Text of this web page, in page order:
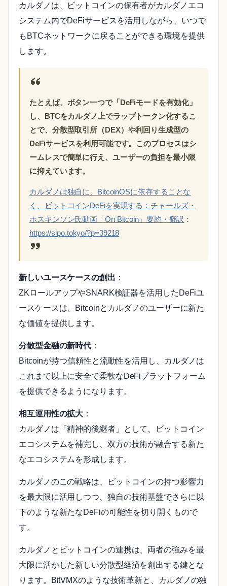
カルダノは、ビットコインの保有者がカルダノエコ
システム内でDeFiサービスを活用しながら、いつで
もBTCネットワークに戻ることができる環境を提供
します。
たとえば、ボタン一つで「DeFiモードを有効化」
し、BTCをカルダノ上でラップトークン化するこ
とで、分散型取引所（DEX）や利回り生成型の
DeFiサービスを利用可能です。このプロセスはシ
ームレスで簡単に行え、ユーザーの負担を最小限
に抑えています。
カルダノは独自に、BitcoinOSに依存することな
く、ビットコインDeFiを実現する：チャールズ・
ホスキンソン氏動画「On Bitcoin」要約・翻訳 ：
https://sipo.tokyo/?p=39218
新しいユースケースの創出 ：
ZKロールアップやSNARK検証器を活用したDeFiユ
ースケースは、Bitcoinとカルダノのユーザーに新た
な価値を提供します。
分散型金融の新時代 ：
Bitcoinが持つ信頼性と流動性を活用し、カルダノは
これまで以上に安全で柔軟なDeFiプラットフォーム
を提供できるようになります。
相互運用性の拡大 ：
カルダノは「精神的後継者」として、ビットコイン
エコシステムを補完し、双方の技術が融合する新た
なエコシステムを形成します。
カルダノのこの戦略は、ビットコインの持つ影響力
を最大限に活用しつつ、独自の技術基盤でさらに以
下のような新たなDeFiの可能性を切り開くもので
す。
カルダノとビットコインの連携は、両者の強みを最
大限に活かした新しい分散型経済を創出する鍵とな
ります。BitVMXのような技術革新と、カルダノの独